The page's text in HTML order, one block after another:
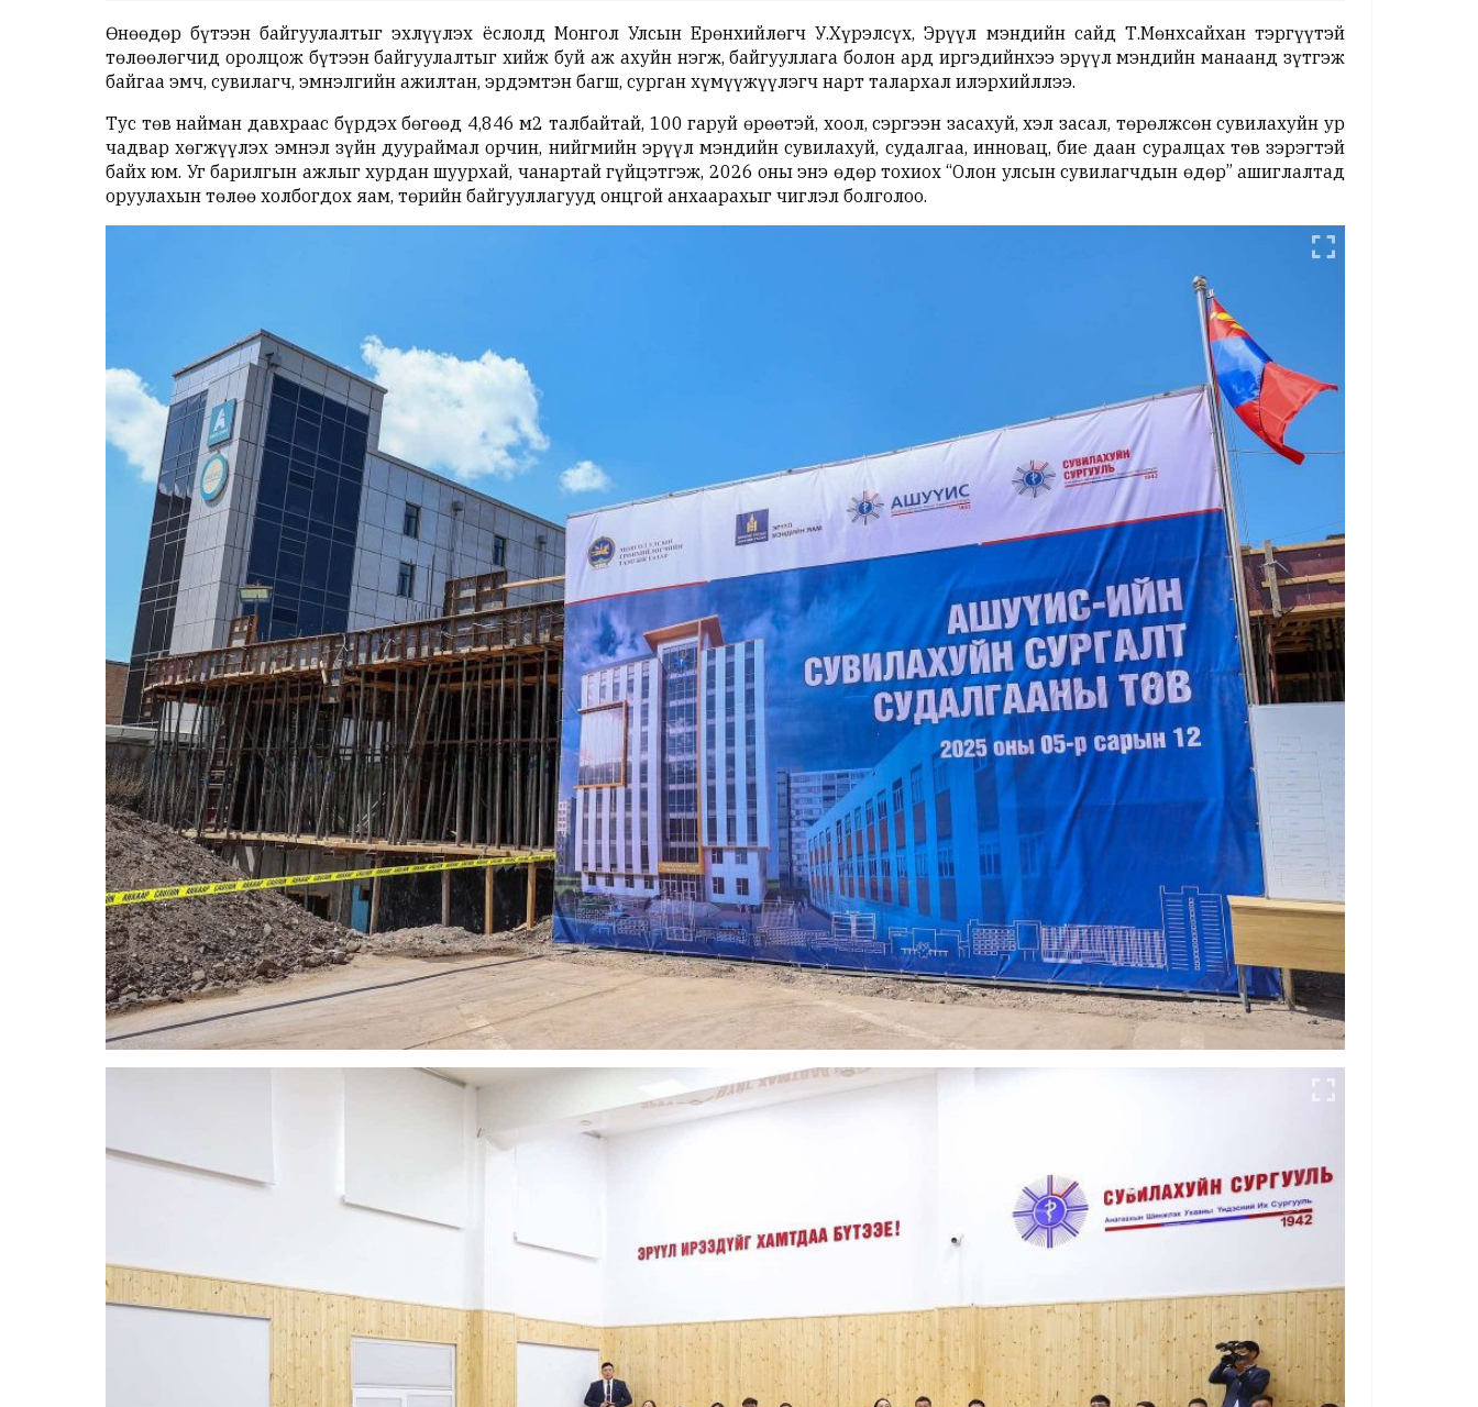
Өнөөдөр бүтээн байгуулалтыг эхлүүлэх ёслолд Монгол Улсын Ерөнхийлөгч У.Хүрэлсүх, Эрүүл мэндийн сайд Т.Мөнхсайхан тэргүүтэй
төлөөлөгчид оролцож бүтээн байгуулалтыг хийж буй аж ахуйн нэгж, байгууллага болон ард иргэдийнхээ эрүүл мэндийн манаанд зүтгэж
байгаа эмч, сувилагч, эмнэлгийн ажилтан, эрдэмтэн багш, сурган хүмүүжүүлэгч нарт талархал илэрхийллээ.
Тус төв найман давхраас бүрдэх бөгөөд 4,846 м2 талбайтай, 100 гаруй өрөөтэй, хоол, сэргээн засахуй, хэл засал, төрөлжсөн сувилахуйн ур
чадвар хөгжүүлэх эмнэл зүйн дуураймал орчин, нийгмийн эрүүл мэндийн сувилахуй, судалгаа, инновац, бие даан суралцах төв зэрэгтэй
байх юм. Уг барилгын ажлыг хурдан шуурхай, чанартай гүйцэтгэж, 2026 оны энэ өдөр тохиох “Олон улсын сувилагчдын өдөр” ашиглалтад
оруулахын төлөө холбогдох яам, төрийн байгууллагууд онцгой анхаарахыг чиглэл болголоо.